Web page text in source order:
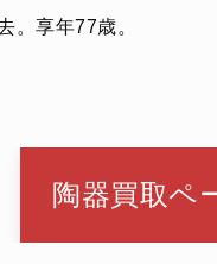
。享年77歳。
陶器買取ペ